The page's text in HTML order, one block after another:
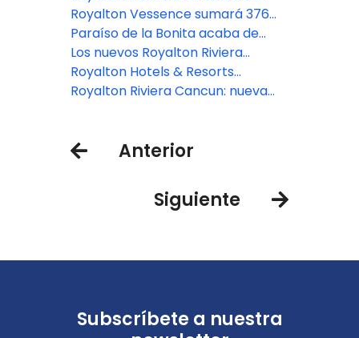
2026 con una celebración global
del fútbol y paquetes exclusivos
Royalton Vessence sumará 376
nuevas habitaciones en Cancún
Paraíso de la Bonita acaba de
cambiar el significado del lujo con
todo incluido con la inauguración
de The Reserve
Los nuevos Royalton Riviera
Cancún y Royalton Hideaway
Riviera Cancun reciben a sus
Royalton Hotels & Resorts
presenta la nueva Royalton
Royalton Riviera Cancun: nueva
Anterior
Siguiente
Subscríbete a nuestra